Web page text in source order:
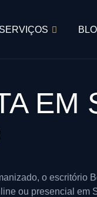
SERVIÇOS
EM
o escritório
ou presencial em